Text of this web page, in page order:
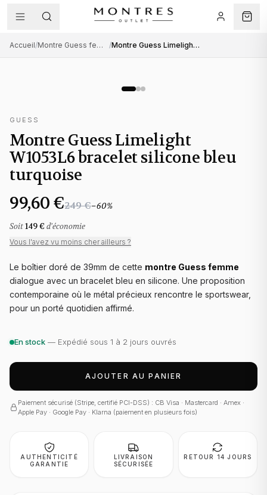
Accueil/ Montre Guess femme / Montre Guess Limelight W1053L6 bracelet silicone bleu turquoise
GUESS
Montre Guess Limelight
W1053L6 bracelet silicone bleu
turquoise
99,60 €249 €−60%
Soit149 € d'économie
Vous l'avez vu moins cher ailleurs ?
Le boîtier doré de 39mm de cette montre Guess femme
dialogue avec un bracelet bleu en silicone. Une proposition
contemporaine où le métal précieux rencontre le sportswear,
pour un porté quotidien affirmé.
En stock — Expédié sous 1 à 2 jours ouvrés
AJOUTER AU PANIER
Paiement sécurisé (Stripe, certifié PCI-DSS) : CB Visa · Mastercard · Amex ·
Apple Pay · Google Pay · Klarna (paiement en plusieurs fois)
AUTHENTICITÉ
GARANTIE
LIVRAISON
SÉCURISÉE
RETOUR 14 JOURS